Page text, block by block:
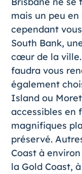
mais un peu
cependant
South Bank,
cœur de la
faudra vous
également
Islandou
accessibles en
magnifiques
préservé.
Coastà environ
la Gold Coast,